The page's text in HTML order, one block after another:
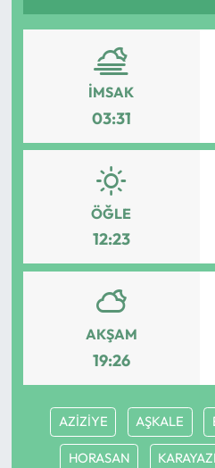
İMSAK
03:31
ÖĞLE
12:23
AKŞAM
19:26
AZİZİYE AŞKALE
HORASAN KARAYAZI